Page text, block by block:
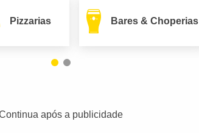
Pizzarias Bares & Choperias
após a publicidade